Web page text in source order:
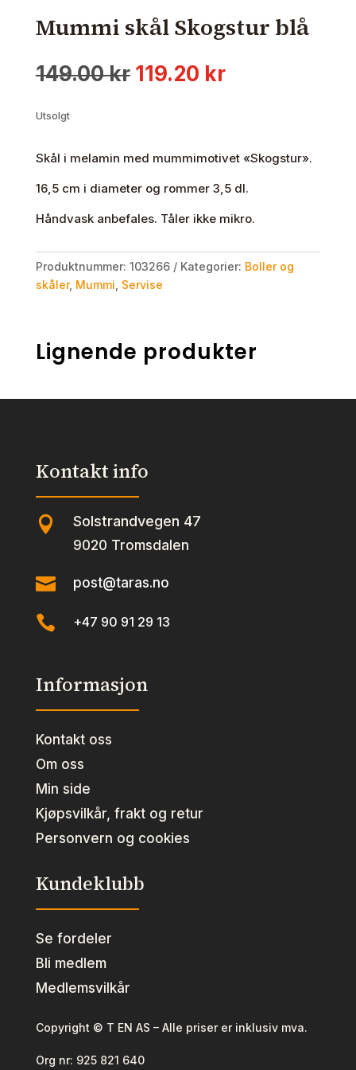
Mummi skål Skogstur blå
149.00kr Opprinnelig
119.20 krNåværende
Utsolgt
Skål i melamin med mummimotivet «Skogstur».
16,5 cm i diameter og rommer 3,5 dl.
Håndvask anbefales. Tåler ikke mikro.
Produktnummer: 103266 Kategorier: Boller og
skåler, Mummi Servise
Lignende produkter
Kontakt info
 Solstrandvegen 47
9020 Tromsdalen
 post@taras.no
 +47 90 91 29 13
Informasjon
Kontakt oss
Om oss
Min side
Kjøpsvilkår, frakt og retur
Personvern og cookies
Kundeklubb
Se fordeler
Bli medlem
Medlemsvilkår
Copyright © T EN AS – Alle priser er inklusiv mva.
Org nr: 925 821 640